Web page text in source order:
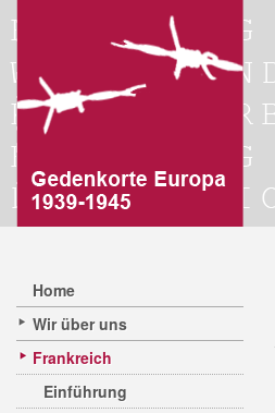
Home
Wir über uns
Frankreich
Einführung